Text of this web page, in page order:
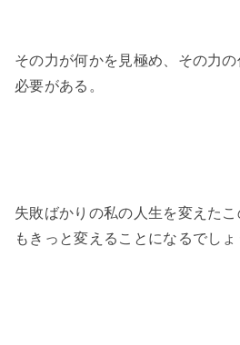
その力が何かを見極め、その力
必要がある。
失敗ばかりの私の人生を変えた
もきっと変えることになるでしょ